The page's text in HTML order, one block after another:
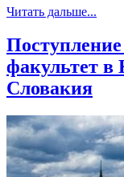
Читать дальше...
факультет в
Словакия